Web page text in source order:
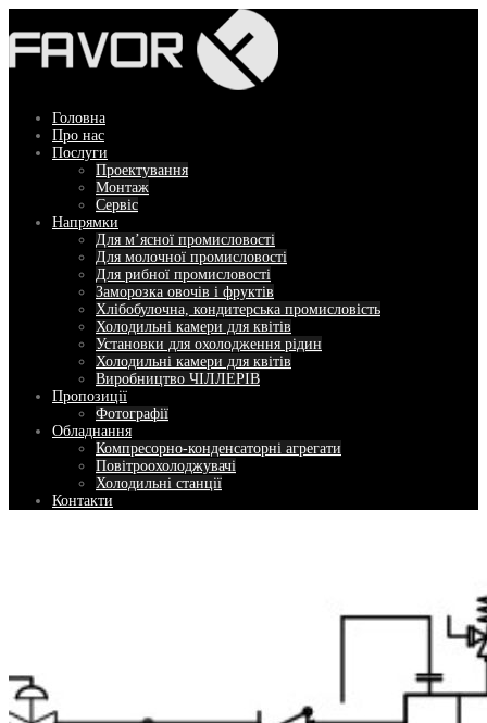
до
вмісту
Головна
Про нас
Послуги
Проектування
Монтаж
Сервіс
Напрямки
Для м’ясної промисловості
Для молочної промисловості
Для рибної промисловості
Заморозка овочів і фруктів
Хлібобулочна, кондитерська промисловість
Холодильні камери для квітів
Установки для охолодження рідин
Холодильні камери для квітів
Виробництво ЧІЛЛЕРІВ
Пропозиції
Фотографії
Обладнання
Компресорно-конденсаторні агрегати
Повітроохолоджувачі
Холодильні станції
Контакти